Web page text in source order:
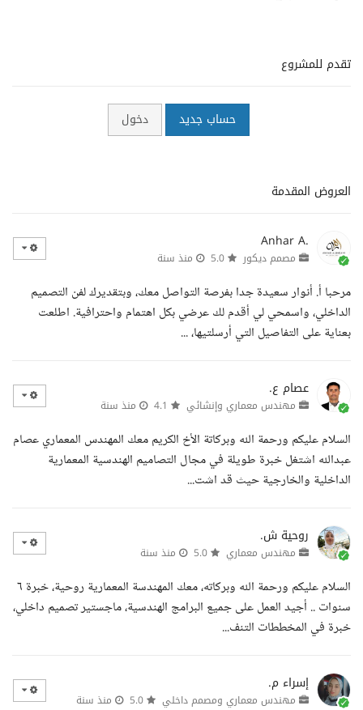
تقدم للمشروع
حساب جديد دخول
العروض المقدمة
Anhar A.
مصمم ديكور منذ سنة
مرحبا أ. أنوار سعيدة جدا بفرصة التواصل معك، وبتقديرك لفن التصميم
الداخلي، واسمحي لي أقدم لك عرضي بكل اهتمام واحترافية. اطلعت
بعناية على التفاصيل التي أرسلتيها، ...
عصام ع.
مهندس معماري وإنشائي منذ سنة
السلام عليكم ورحمة الله وبركاتة الأخ الكريم معك المهندس المعماري عصام
عبدالله اشتغل خبرة طويلة في مجال التصاميم الهندسية المعمارية
الداخلية والخارجية حيث قد اشت...
روحية ش.
مهندس معماري منذ سنة
السلام عليكم ورحمة الله وبركاته، معك المهندسة المعمارية روحية، خبرة ٦
سنوات .. أجيد العمل على جميع البرامج الهندسية، ماجستير تصميم داخلي،
خبرة في المخططات التنف...
إسراء م.
مهندس معماري ومصمم داخلي منذ سنة